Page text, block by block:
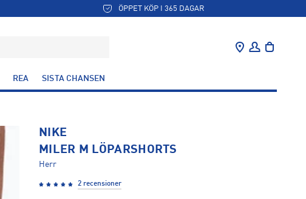
ÖPPET KÖP I 365 DAGAR
REA SISTA CHANSEN
NIKE
MILER M LÖPARSHORTS
Herr
2 recensioner